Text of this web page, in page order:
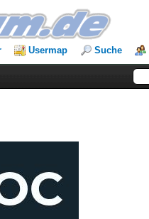
Usermap Suche